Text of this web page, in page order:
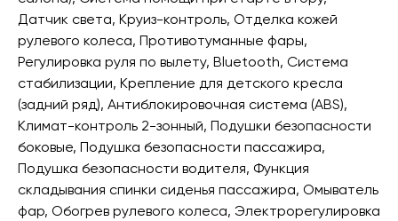
Датчик света, Круиз-контроль, Отделка кожей
рулевого колеса, Противотуманные фары,
Регулировка руля по вылету, Bluetooth, Система
стабилизации, Крепление для детского кресла
(задний ряд), Антиблокировочная система (ABS),
Климат-контроль 2-зонный, Подушки безопасности
боковые, Подушка безопасности пассажира,
Подушка безопасности водителя, Функция
складывания спинки сиденья пассажира, Омыватель
фар, Обогрев рулевого колеса, Электрорегулировка